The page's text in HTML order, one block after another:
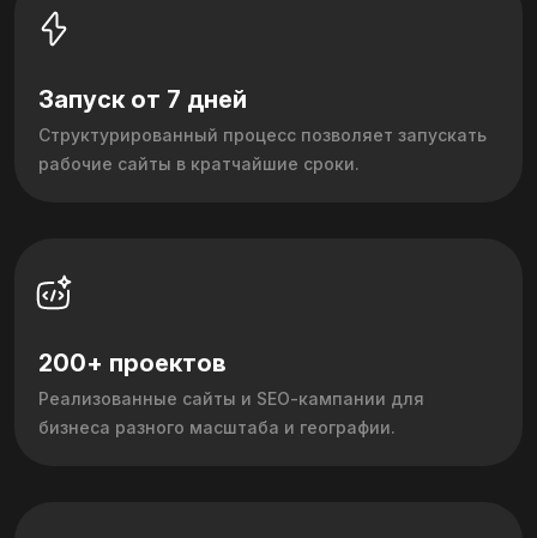
Запуск от 7 дней
Структурированный процесс позволяет запускать
рабочие сайты в кратчайшие сроки.
200+ проектов
Реализованные сайты и SEO‑кампании для
бизнеса разного масштаба и географии.